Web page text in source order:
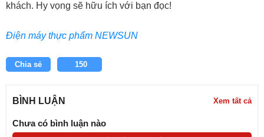
khách. Hy vọng sẽ hữu ích với bạn đọc!
Điện máy thực phẩm NEWSUN
Chia sẻ 150
BÌNH LUẬN Xem tất cả
Chưa có bình luận nào